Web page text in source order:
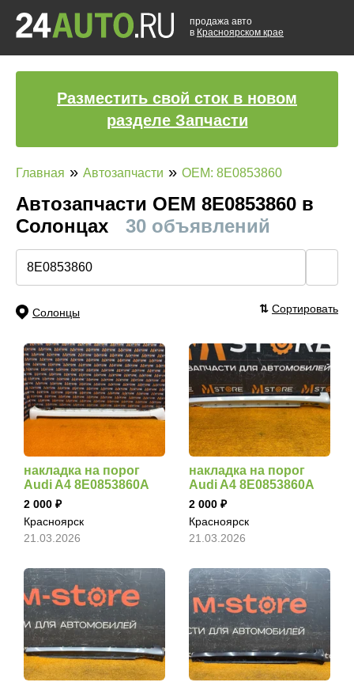
продажа авто
в Красноярском крае
Разместить свой сток в новом
разделе Запчасти
Главная » Автозапчасти » OEM: 8E0853860
Автозапчасти ОЕМ 8E0853860 в
Солонцах
30 объявлений
Солонцы ⇅ Сортировать
накладка на порог
Audi A4 8E0853860A
2 000
Красноярск
21.03.2026
накладка на порог
Audi A4 8E0853860A
2 000
Красноярск
21.03.2026